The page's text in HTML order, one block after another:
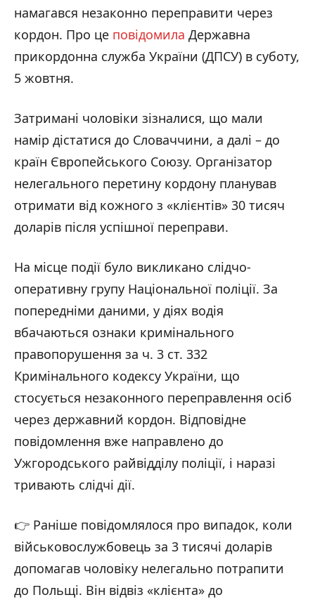
намагався незаконно переправити через
кордон. Про це повідомила Державна
прикордонна служба України (ДПСУ) в суботу,
5 жовтня.
Затримані чоловіки зізналися, що мали
намір дістатися до Словаччини, а далі – до
країн Європейського Союзу. Організатор
нелегального перетину кордону планував
отримати від кожного з «клієнтів» 30 тисяч
доларів після успішної переправи.
На місце події було викликано слідчо-
оперативну групу Національної поліції. За
попередніми даними, у діях водія
вбачаються ознаки кримінального
правопорушення за ч. 3 ст. 332
Кримінального кодексу України, що
стосується незаконного переправлення осіб
через державний кордон. Відповідне
повідомлення вже направлено до
Ужгородського райвідділу поліції, і наразі
тривають слідчі дії.
👉 Раніше повідомлялося про випадок, коли
військовослужбовець за 3 тисячі доларів
допомагав чоловіку нелегально потрапити
до Польщі. Він відвіз «клієнта» до